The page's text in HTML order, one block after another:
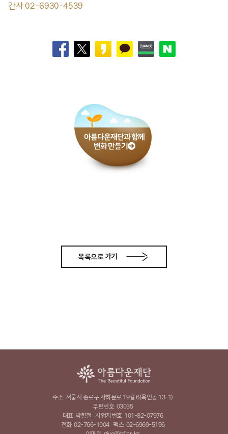
간사 02-6930-4539
아름다운재단과 함께
변화 만들기
목록으로 가기
주소 서울시 종로구 자하문로 19길 6(옥인동 13-1)
우편번호 03035
대표 박형철 사업자번호 101-82-07976
전화 02-766-1004 팩스 02-6969-5196